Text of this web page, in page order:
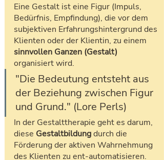
Eine Gestalt ist eine Figur (Impuls,
Bedürfnis, Empfindung), die vor dem
subjektiven Erfahrungshintergrund des
Klienten oder der Klientin, zu einem
sinnvollen Ganzen (Gestalt)
organisiert wird.
"Die Bedeutung entsteht aus
der Beziehung zwischen Figur
und Grund." (Lore Perls)
In der Gestalttherapie geht es darum,
diese Gestaltbildung durch die
Förderung der aktiven Wahrnehmung
des Klienten zu ent-automatisieren.